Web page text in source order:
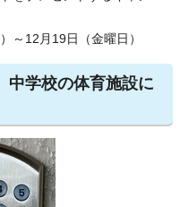
～12月19日（金曜日）
学校の体育施設に